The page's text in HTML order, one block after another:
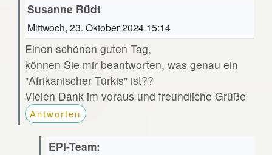
Susanne Rüdt
Mittwoch, 23. Oktober 2024 15:14
Einen schönen guten Tag,
können Sie mir beantworten, was genau ein
"Afrikanischer Türkis" ist??
Vielen Dank im voraus und freundliche Grüße
Antworten
EPI-Team: